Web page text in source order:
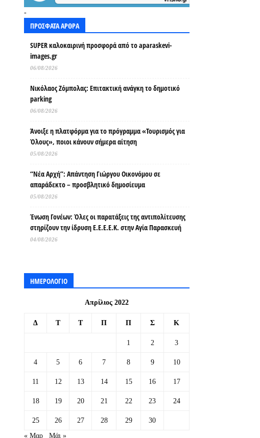
-
ΠΡΟΣΦΑΤΑ ΑΡΘΡΑ
SUPER καλοκαιρινή προσφορά από το aparaskevi-
images.gr
06/08/2026
Νικόλαος Ζόμπολας: Επιτακτική ανάγκη το δημοτικό
parking
06/08/2026
Άνοιξε η πλατφόρμα για το πρόγραμμα «Τουρισμός για
Όλους», ποιοι κάνουν σήμερα αίτηση
05/08/2026
“Νέα Αρχή”: Απάντηση Γιώργου Οικονόμου σε
απαράδεκτο – προσβλητικό δημοσίευμα
05/08/2026
Ένωση Γονέων: Όλες οι παρατάξεις της αντιπολίτευσης
στηρίζουν την ίδρυση Ε.Ε.Ε.Ε.Κ. στην Αγία Παρασκευή
04/08/2026
ΗΜΕΡΟΛΟΓΙΟ
Απρίλιος 2022
Δ Τ Τ Π Π Σ Κ
1 2 3
4 5 6 7 8 9 10
11 12 13 14 15 16 17
18 19 20 21 22 23 24
25 26 27 28 29
30
« Μαρ
Μάι »